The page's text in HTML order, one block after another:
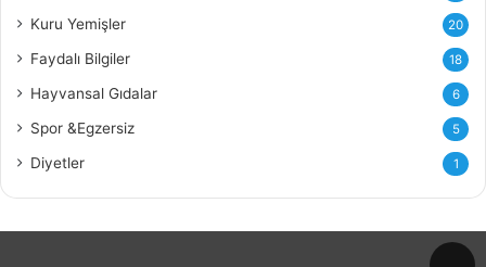
Kuru Yemişler 20
Faydalı Bilgiler 18
Hayvansal Gıdalar 6
Spor &Egzersiz 5
Diyetler 1